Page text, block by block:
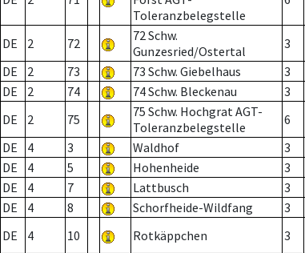
Toleranzbelegstelle
DE 2 72
72 Schw.
Gunzesried/Ostertal
3
DE
2 73 73 Schw. Giebelhaus 3
DE
2 74 74 Schw. Bleckenau 3
DE
2 75
75 Schw. Hochgrat AGT-
Toleranzbelegstelle
6
DE
4 3 Waldhof 3
DE
4 5 Hohenheide 3
DE
4 7 Lattbusch 3
DE
4 8 Schorfheide-Wildfang 3
DE
4 10 Rotkäppchen 3